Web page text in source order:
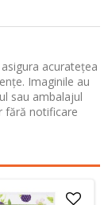
acuratețea
Imaginile au
sau ambalajul
fără notificare